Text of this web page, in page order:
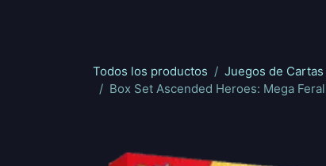
Todos los productos
Juegos de
Box Set Ascended Heroes: Mega